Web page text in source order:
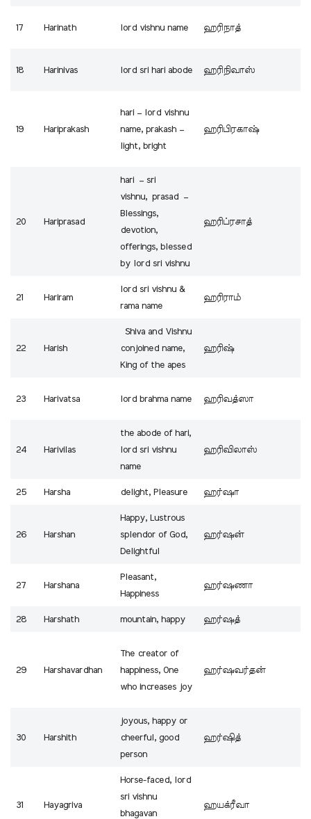
17 Harinath lord vishnu name ஹரிநாத்
18 Harinivas lord sri hari abode ஹரிநிவாஸ்
19 Hariprakash
hari – lord vishnu
name, prakash –
light, bright
ஹரிபிரகாஷ்
20 Hariprasad
hari – sri
vishnu, prasad –
Blessings,
devotion,
offerings, blessed
by lord sri vishnu
ஹரிப்ரசாத்
21 Hariram
lord sri vishnu &
rama name
ஹரிராம்
22 Harish
Shiva and Vishnu
conjoined name,
King of the apes
ஹரிஷ்
23 Harivatsa lord brahma name ஹரிவத்ஸா
24 Harivilas
the abode of hari,
lord sri vishnu
name
ஹரிவிலாஸ்
25 Harsha delight, Pleasure ஹர்ஷா
26 Harshan
Happy, Lustrous
splendor of God,
Delightful
ஹர்ஷன்
27 Harshana
Pleasant,
Happiness
ஹர்ஷணா
28 Harshath mountain, happy ஹர்ஷத்
29 Harshavardhan
The creator of
happiness, One
who increases joy
ஹர்ஷவர்தன்
30 Harshith
joyous, happy or
cheerful, good
person
ஹர்ஷித்
31 Hayagriva
Horse-faced, lord
sri vishnu
bhagavan
ஹயக்ரீவா